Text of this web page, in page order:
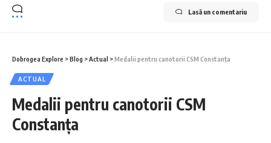
Lasă un comentariu
Dobrogea Explore >Blog >Actual >Medalii pentru canotorii CSM Constanța
ACTUAL
Medalii pentru canotorii CSM
Constanța